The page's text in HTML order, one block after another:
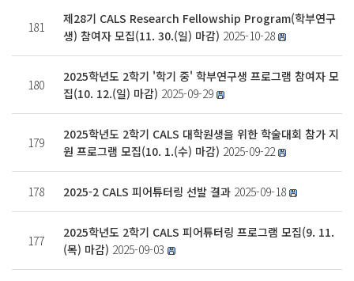
181
제28기 CALS Research Fellowship Program(학부연구
생) 참여자 모집(11. 30.(일) 마감) 2025-10-28
180
2025학년도 2학기 '학기 중' 학부연구생 프로그램 참여자 모
집(10. 12.(일) 마감) 2025-09-29
179
2025학년도 2학기 CALS 대학원생을 위한 학술대회 참가 지
원 프로그램 모집(10. 1.(수) 마감) 2025-09-22
178 2025-2 CALS 피어튜터링 선발 결과 2025-09-18
177
2025학년도 2학기 CALS 피어튜터링 프로그램 모집(9. 11.
(목) 마감) 2025-09-03